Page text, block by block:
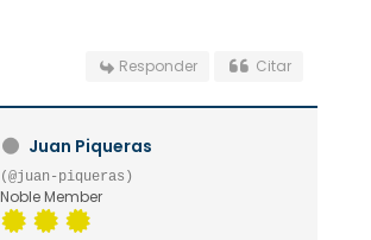
Responder Citar
Juan Piqueras
(@juan-piqueras)
Noble Member